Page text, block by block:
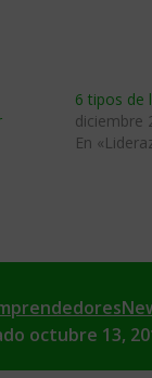
6 tipos de
diciembre
En
octubre 13,